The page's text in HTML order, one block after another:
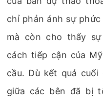
chỉ phản ánh sự
mà còn cho thấy
cách tiếp cận của
cầu. Dù kết quả
giữa các bên đã bị